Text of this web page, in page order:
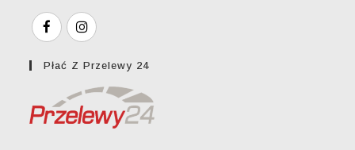
Płać Z Przelewy 24